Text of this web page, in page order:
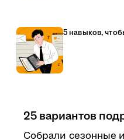
5 навыков,
25 вариантов
Собрали сезонные